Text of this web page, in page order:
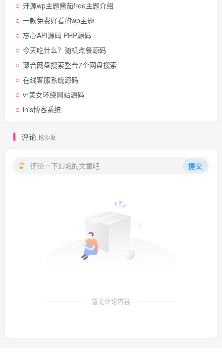
开源wp主题酱茄free主题介绍
一款免费好看的wp主题
忘心API源码 PHP源码
今天吃什么？随机点餐源码
聚合网盘搜索整合7个网盘搜索
在线客服系统源码
vr美女环绕网站源码
inis博客系统
评论 抢沙发
评论一下幻城的文章吧 提交
暂无评论内容